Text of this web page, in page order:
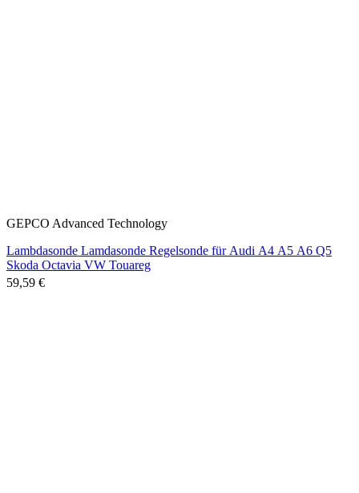
GEPCO Advanced Technology
Lambdasonde Lamdasonde Regelsonde für Audi A4 A5 A6 Q5
Skoda Octavia VW Touareg
59,59 €